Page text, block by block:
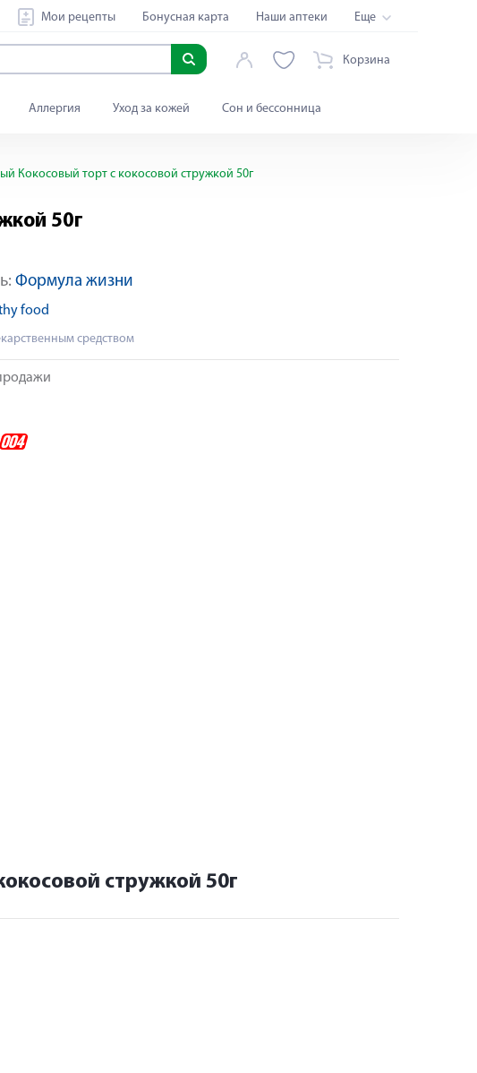
Мои рецепты Бонусная карта Наши аптеки Еще
Корзина
Аллергия Уход за кожей Сон и бессонница
Кокосовый торт с кокосовой стружкой 50г
50г
Формула жизни
food
средством
стружкой 50г